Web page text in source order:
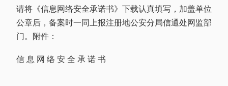
请将《信息网络安全承诺书》下载认真填写，加盖单位
公章后，备案时一同上报注册地公安分局信通处网监部
门。附件：
信 息 网 络 安 全 承 诺 书